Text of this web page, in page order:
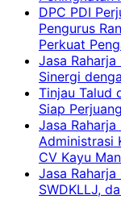
DPC PDI
Pengurus
Perkuat
Jasa
Sinergi
Tinjau Talud
Siap
Jasa
Administrasi
CV Kayu
Jasa
SWDKLLJ,